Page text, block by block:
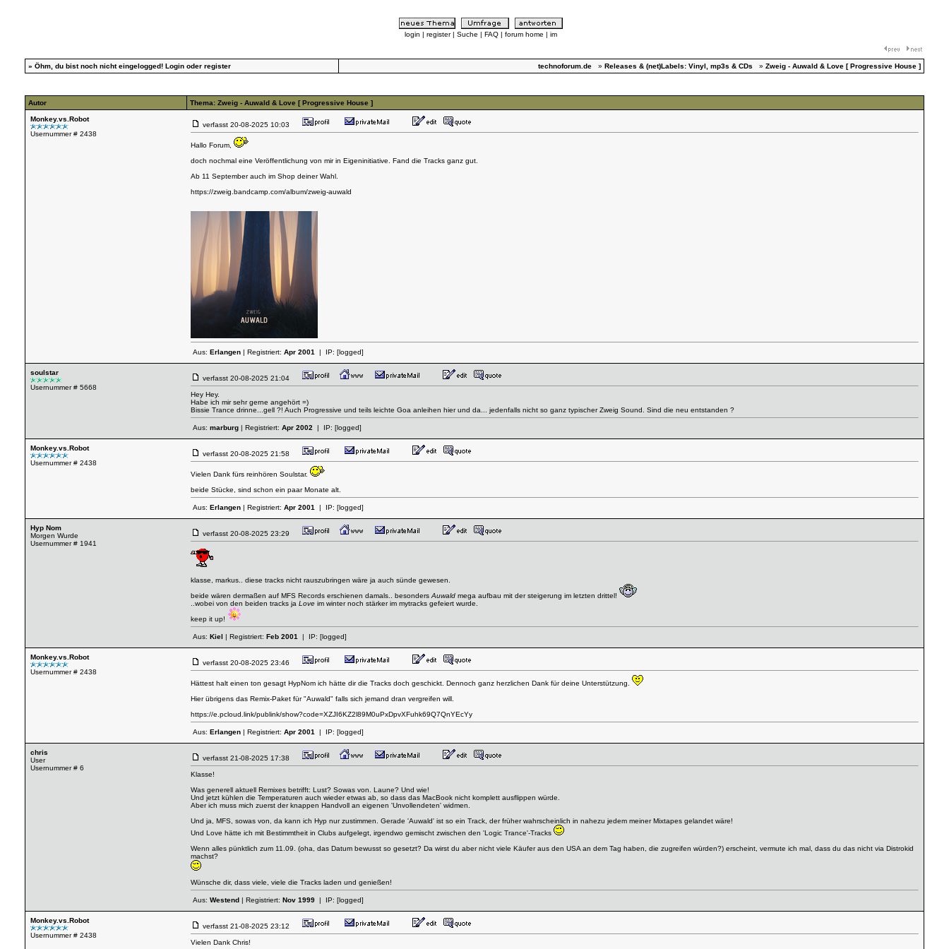
login | register | Suche | FAQ | forum home | im
» Öhm, du bist noch nicht eingelogged! Login oder register technoforum.de » Releases & (net)Labels: Vinyl, mp3s & CDs » Zweig - Auwald & Love [ Progressive House ]
Autor Thema: Zweig - Auwald & Love [ Progressive House ]
Monkey.vs.Robot
Usernummer # 2438
verfasst 20-08-2025 10:03
Hallo Forum,
doch nochmal eine Veröffentlichung von mir in Eigeninitiative. Fand die Tracks ganz gut.
Ab 11 September auch im Shop deiner Wahl.
https://zweig.bandcamp.com/album/zweig-auwald
Aus: Erlangen | Registriert: Apr 2001 | IP: [logged]
soulstar
Usernummer # 5668
verfasst 20-08-2025 21:04
Hey Hey.
Habe ich mir sehr gerne angehört =)
Bissie Trance drinne...gell ?! Auch Progressive und teils leichte Goa anleihen hier und da... jedenfalls nicht so ganz typischer Zweig Sound. Sind die neu entstanden ?
Aus: marburg | Registriert: Apr 2002 | IP: [logged]
Monkey.vs.Robot
Usernummer # 2438
verfasst 20-08-2025 21:58
Vielen Dank fürs reinhören Soulstar.
beide Stücke, sind schon ein paar Monate alt.
Aus: Erlangen | Registriert: Apr 2001 | IP: [logged]
Hyp Nom
Morgen Wurde
Usernummer # 1941
verfasst 20-08-2025 23:29
klasse, markus.. diese tracks nicht rauszubringen wäre ja auch sünde gewesen.
beide wären dermaßen auf MFS Records erschienen damals.. besonders Auwald mega aufbau mit der steigerung im letzten drittel!
..wobei von den beiden tracks ja Love im winter noch stärker im mytracks gefeiert wurde.
keep it up!
Aus: Kiel | Registriert: Feb 2001 | IP: [logged]
Monkey.vs.Robot
Usernummer # 2438
verfasst 20-08-2025 23:46
Hättest halt einen ton gesagt HypNom ich hätte dir die Tracks doch geschickt. Dennoch ganz herzlichen Dank für deine Unterstützung.
Hier übrigens das Remix-Paket für "Auwald" falls sich jemand dran vergreifen will.
https://e.pcloud.link/publink/show?code=XZJI6KZ2l89M0uPxDpvXFuhk69Q7QnYEcYy
Aus: Erlangen | Registriert: Apr 2001 | IP: [logged]
chris
User
Usernummer # 6
verfasst 21-08-2025 17:38
Klasse!
Was generell aktuell Remixes betrifft: Lust? Sowas von. Laune? Und wie!
Und jetzt kühlen die Temperaturen auch wieder etwas ab, so dass das MacBook nicht komplett ausflippen würde.
Aber ich muss mich zuerst der knappen Handvoll an eigenen 'Unvollendeten' widmen.
Und ja, MFS, sowas von, da kann ich Hyp nur zustimmen. Gerade 'Auwald' ist so ein Track, der früher wahrscheinlich in nahezu jedem meiner Mixtapes gelandet wäre!
Und Love hätte ich mit Bestimmtheit in Clubs aufgelegt, irgendwo gemischt zwischen den 'Logic Trance'-Tracks
Wenn alles pünktlich zum 11.09. (oha, das Datum bewusst so gesetzt? Da wirst du aber nicht viele Käufer aus den USA an dem Tag haben, die zugreifen würden?) erscheint, vermute ich mal, dass du das nicht via Distrokid
machst?
Wünsche dir, dass viele, viele die Tracks laden und genießen!
Aus: Westend | Registriert: Nov 1999 | IP: [logged]
Monkey.vs.Robot
Usernummer # 2438
verfasst 21-08-2025 23:12
Vielen Dank Chris!